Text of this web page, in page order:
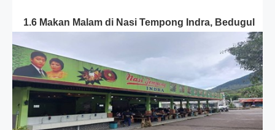
1.6 Makan Malam di Nasi Tempong Indra, Bedugul